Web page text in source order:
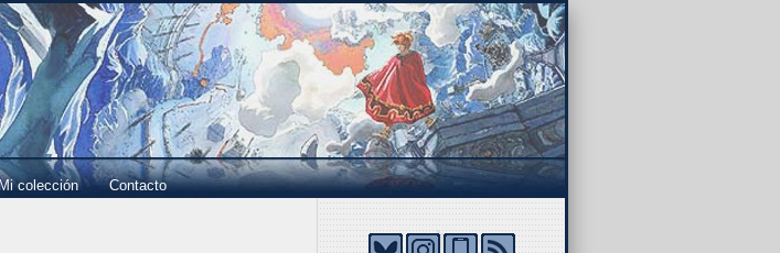
colección Contacto